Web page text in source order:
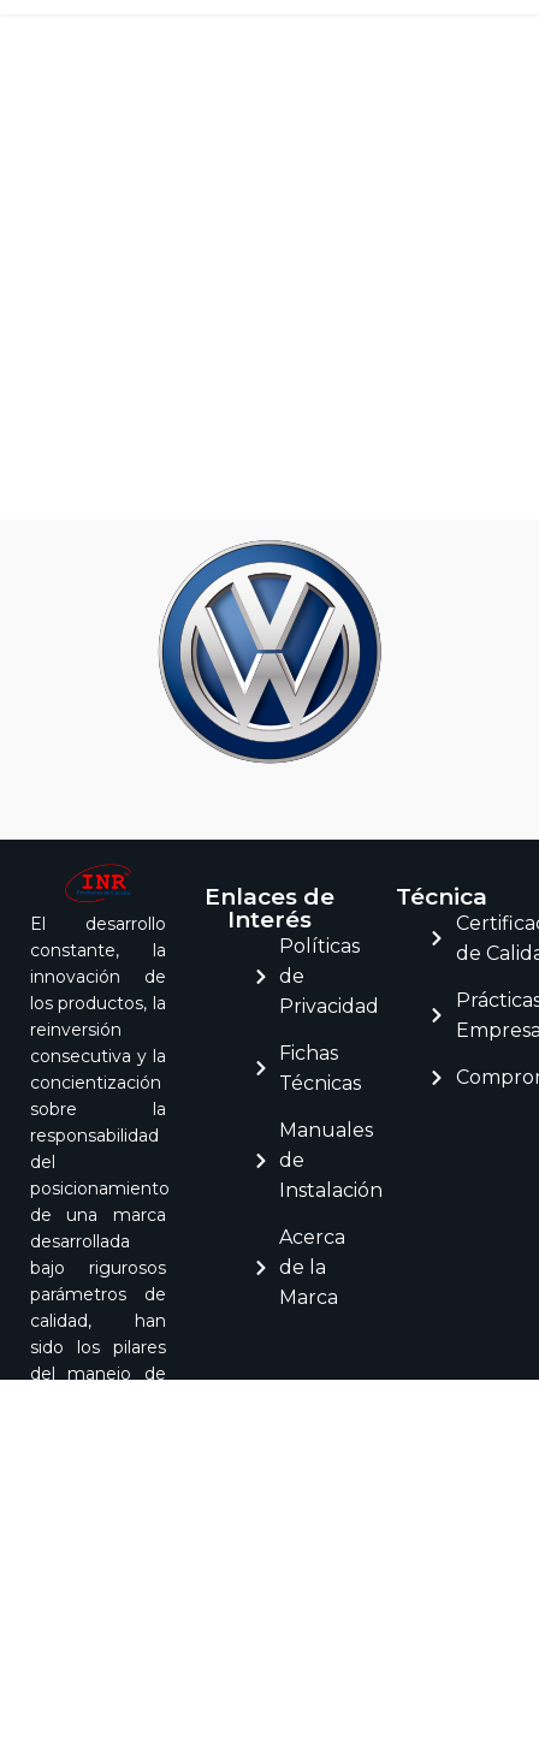
El desarrollo
constante, la
innovación de
los productos, la
reinversión
consecutiva y la
concientización
sobre la
responsabilidad
del
posicionamiento
de una marca
desarrollada
bajo rigurosos
parámetros de
calidad, han
sido los pilares
del manejo de
Enlaces de
Interés
Políticas
de
Privacidad
Fichas
Técnicas
Manuales
de
Instalación
Acerca
de la
Marca
Técnica
de